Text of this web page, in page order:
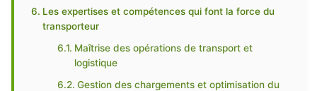
Les expertises et compétences qui font la force du
transporteur
Maîtrise des opérations de transport et
logistique
Gestion des chargements et optimisation du